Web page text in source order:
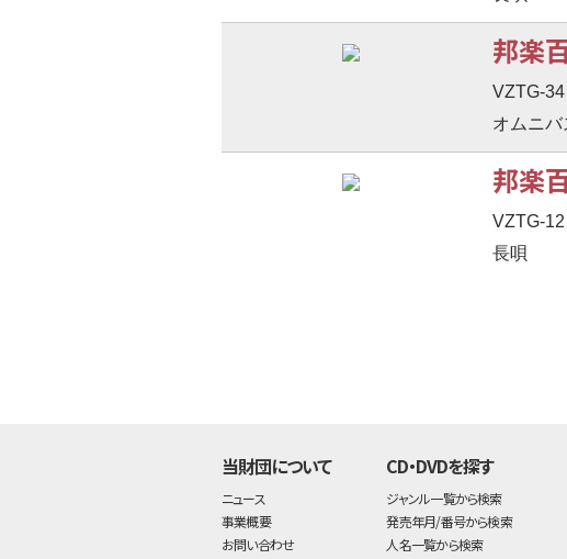
邦楽
VZTG-
オムニバ
邦楽
VZTG-
長唄
当財団について
ニュース
事業概要
お問い合わせ
CD・DVDを探す
ジャンル一覧から検索
発売年月/番号から検索
人名一覧から検索